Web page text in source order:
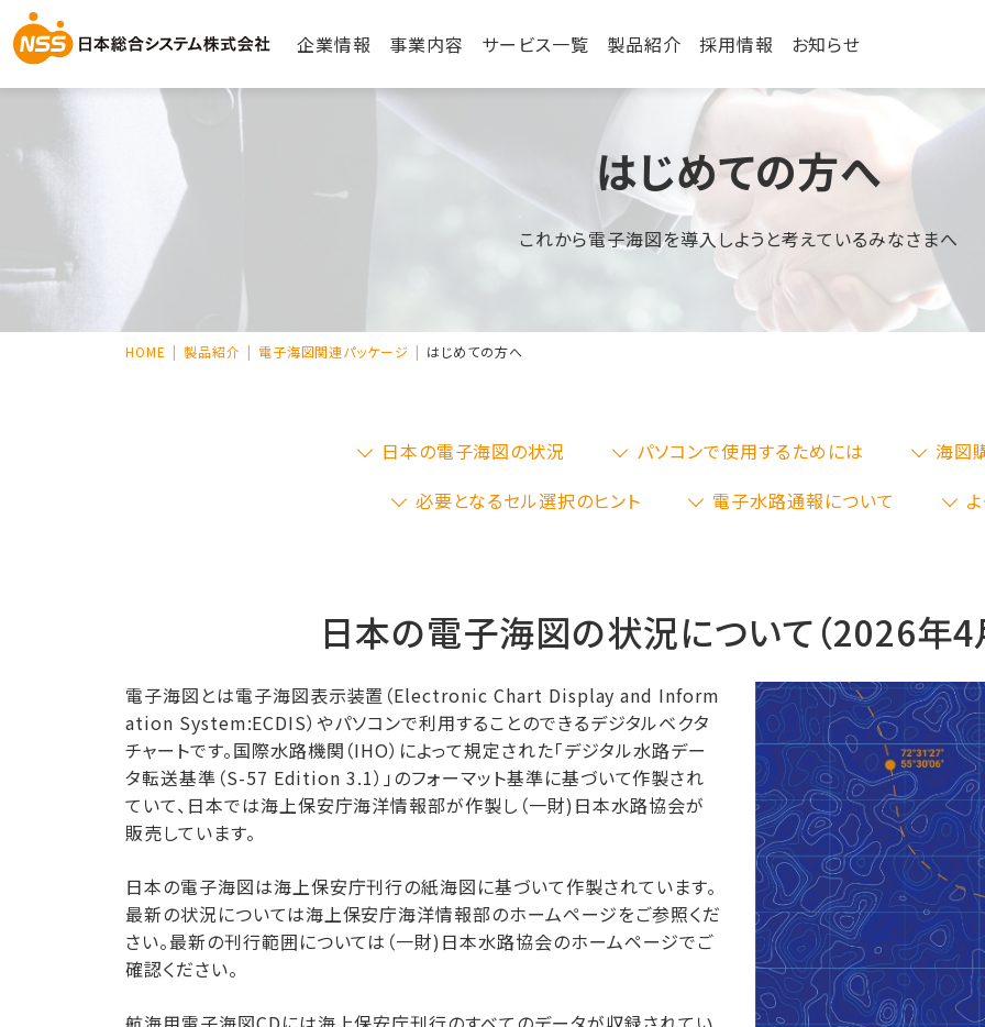
企業情報 事業内容 サービス一覧 製品紹介 採用情報 お知らせ
はじめての方へ
これから電子海図を導入しようと考えているみなさまへ
HOME 製品紹介 電子海図関連パッケージ はじめての方へ
日本の電子海図の状況 パソコンで使用するためには
海図
必要となるセル選択のヒント
電子水路通報について
日本の電子海図の状況について（2026年4
電子海図とは電子海図表示装置（Electronic Chart Display and Inform
ation System:ECDIS）やパソコンで利用することのできるデジタルベクタ
チャートです。国際水路機関（IHO）によって規定された「デジタル水路デー
タ転送基準（S-57 Edition 3.1）」のフォーマット基準に基づいて作製され
ていて、日本では海上保安庁海洋情報部が作製し（一財)日本水路協会が
販売しています。
日本の電子海図は海上保安庁刊行の紙海図に基づいて作製されています。
最新の状況については海上保安庁海洋情報部のホームページをご参照くだ
さい。最新の刊行範囲については（一財)日本水路協会のホームページでご
確認ください。